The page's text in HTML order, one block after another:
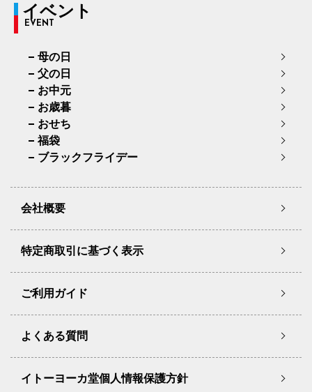
イベント
EVENT
母の日
父の日
お中元
お歳暮
おせち
福袋
ブラックフライデー
会社概要
特定商取引に基づく表示
ご利用ガイド
よくある質問
イトーヨーカ堂個人情報保護方針